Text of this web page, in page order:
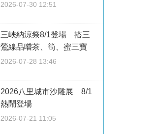
2026-07-30 12:51
三峽納涼祭8/1登場 搭三
鶯線品嚐茶、筍、蜜三寶
2026-07-28 13:46
2026八里城市沙雕展 8/1
熱鬧登場
2026-07-21 11:05